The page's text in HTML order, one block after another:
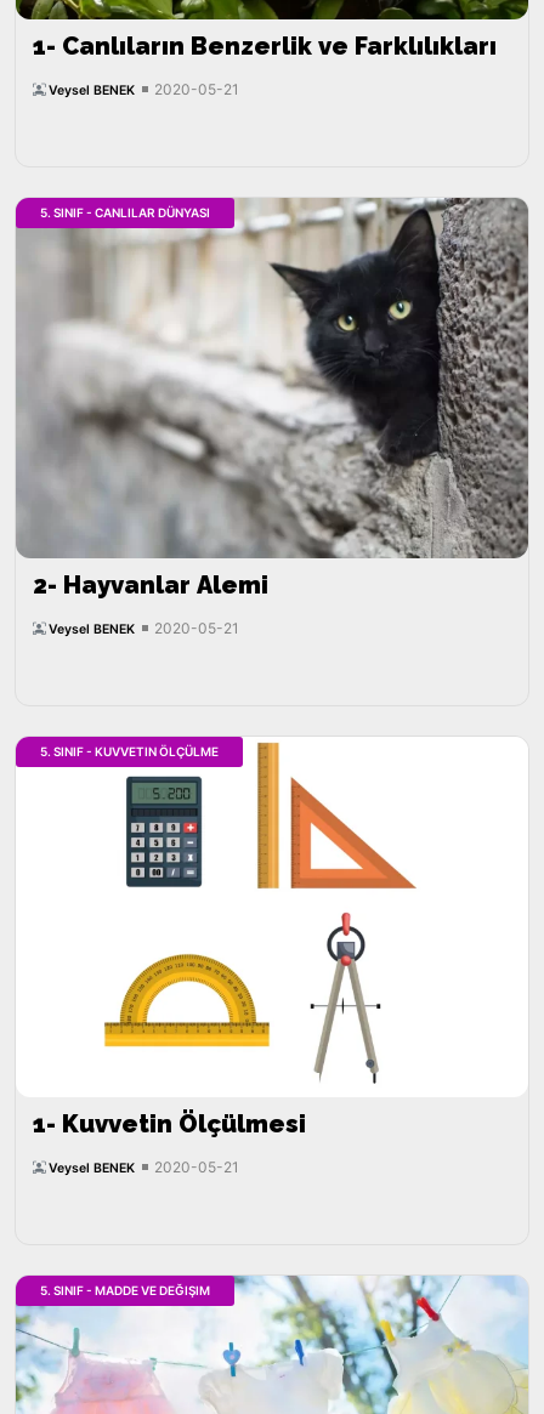
1- Canlıların Benzerlik ve Farklılıkları
Veysel BENEK 2020-05-21
2- Hayvanlar Alemi
Veysel BENEK 2020-05-21
5. SINIF - CANLILAR DÜNYASI
1- Kuvvetin Ölçülmesi
Veysel BENEK 2020-05-21
5. SINIF - KUVVETIN ÖLÇÜLME
5. SINIF - MADDE VE DEĞIŞIM